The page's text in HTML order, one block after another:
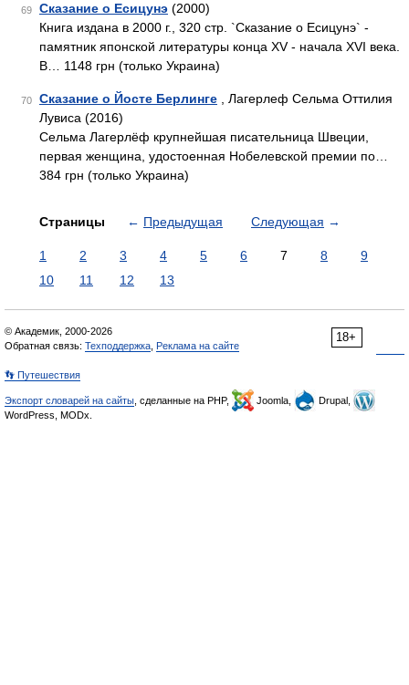
69 Сказание о Есицунэ (2000)
Книга издана в 2000 г., 320 стр. `Сказание о Есицунэ` -
памятник японской литературы конца XV - начала XVI века.
В… 1148 грн (только Украина)
70 Сказание о Йосте Берлинге , Лагерлеф Сельма Оттилия
Лувиса (2016)
Сельма Лагерлёф крупнейшая писательница Швеции,
первая женщина, удостоенная Нобелевской премии по…
384 грн (только Украина)
Страницы ← Предыдущая Следующая →
1 2 3 4 5 6 7 8
9
10
11 12 13
18+
© Академик, 2000-2026
Обратная связь: Техподдержка Реклама на сайте
👣 Путешествия
Экспорт словарей на сайты , сделанные на PHP, Joomla,
Drupal,
WordPress, MODx.